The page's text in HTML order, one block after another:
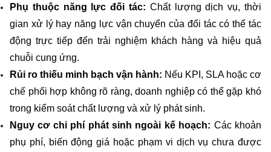
Phụ thuộc năng lực đối tác: Chất lượng dịch vụ, thời
gian xử lý hay năng lực vận chuyển của đối tác có thể tác
động trực tiếp đến trải nghiệm khách hàng và hiệu quả
chuỗi cung ứng.
Rủi ro thiếu minh bạch vận hành: Nếu KPI, SLA hoặc cơ
chế phối hợp không rõ ràng, doanh nghiệp có thể gặp khó
trong kiểm soát chất lượng và xử lý phát sinh.
Nguy cơ chi phí phát sinh ngoài kế hoạch: Các khoản
phụ phí, biến động giá hoặc phạm vi dịch vụ chưa được